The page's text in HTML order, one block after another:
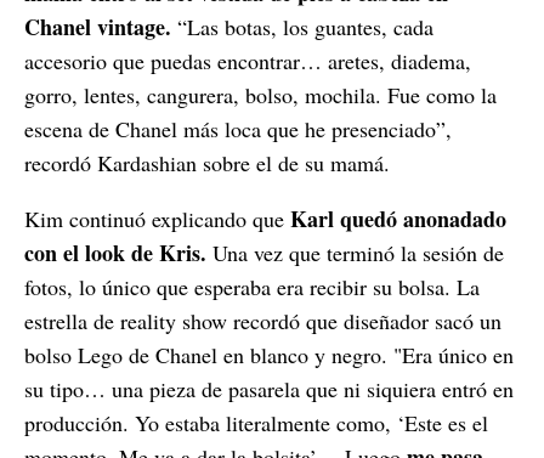
Chanel vintage. “Las botas, los guantes, cada
accesorio que puedas encontrar… aretes, diadema,
gorro, lentes, cangurera, bolso, mochila. Fue como la
escena de Chanel más loca que he presenciado”,
recordó Kardashian sobre el de su mamá.
Kim continuó explicando que Karl quedó anonadado
con el look de Kris. Una vez que terminó la sesión de
fotos, lo único que esperaba era recibir su bolsa. La
estrella de reality show recordó que diseñador sacó un
bolso Lego de Chanel en blanco y negro. "Era único en
su tipo… una pieza de pasarela que ni siquiera entró en
producción. Yo estaba literalmente como, ‘Este es el